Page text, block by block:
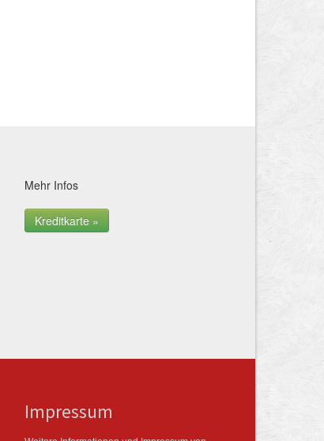
Mehr Infos
Kreditkarte »
Impressum